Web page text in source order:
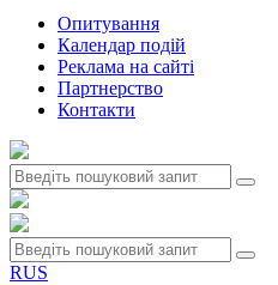
Опитування
Календар подій
Реклама на сайтi
Партнерство
Контакти
RUS